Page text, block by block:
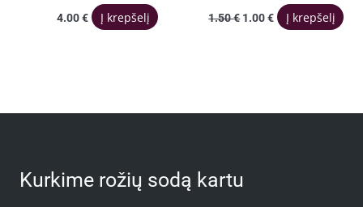
4.00€ Į krepšelį 1.50€ Original
1.00€Current
price
Į krepšelį
Kurkime rožių sodą kartu